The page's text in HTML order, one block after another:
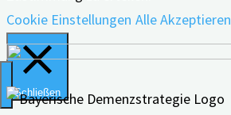
Cookie Einstellungen Alle Akzeptieren
Schließen